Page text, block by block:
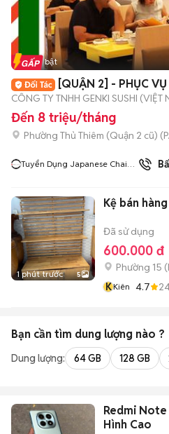
Tin nổi bật
[QUẬN 2] - PHỤC
CÔNG TY TNHH GENKI SUSHI (VIỆT
Đến 8 triệu/tháng
Phường Thủ Thiêm (Quận 2 cũ) (
Tuyển Dụng Japanese Chain
1 phút trước 5
Kệ bán
Đã sử dụng
600.000 đ
Phường 15 (
KKiên 4.7
Bạn cần tìm dung lượng nào ?
Dung lượng: 64 GB 128 GB
Redmi Note
Hình Cao